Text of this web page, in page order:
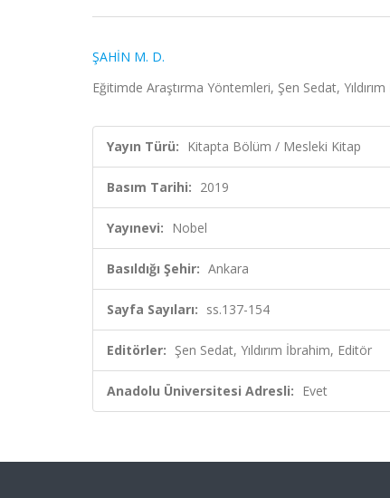
ŞAHİN M. D.
Eğitimde Araştırma Yöntemleri, Şen Sedat,
Yayın Türü: Kitapta Bölüm / Mesleki Kitap
Basım Tarihi: 2019
Yayınevi: Nobel
Basıldığı Şehir: Ankara
Sayfa Sayıları: ss.137-154
Editörler: Şen Sedat, Yıldırım İbrahim, Editör
Anadolu Üniversitesi Adresli: Evet